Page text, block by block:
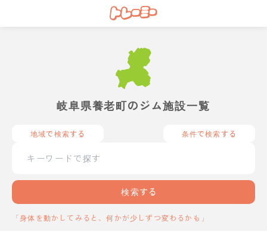
岐阜県養老町のジム施設一覧
地域で検索する 条件で検索する
検索する
「身体を動かしてみると、何かが少しずつ変わるかも」